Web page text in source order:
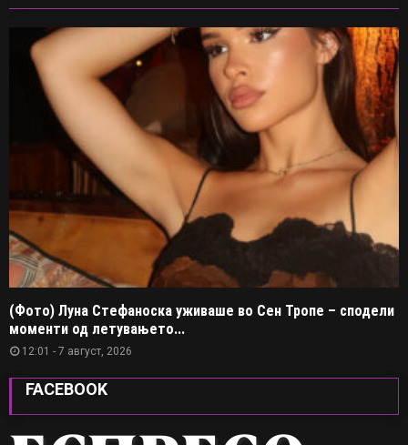
(Фото) Луна Стефаноска уживаше во Сен Тропе – сподели
моменти од летувањето...
12:01 - 7 август, 2026
FACEBOOK